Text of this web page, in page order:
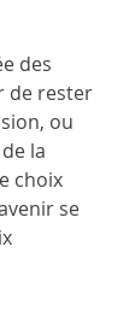
des
de rester
ou
la
choix
se